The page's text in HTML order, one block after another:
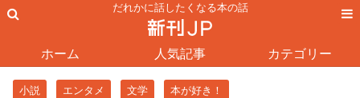
だれかに話したくなる本の話
ホーム 人気記事 カテゴリー
小説 エンタメ 文学 本が好き！